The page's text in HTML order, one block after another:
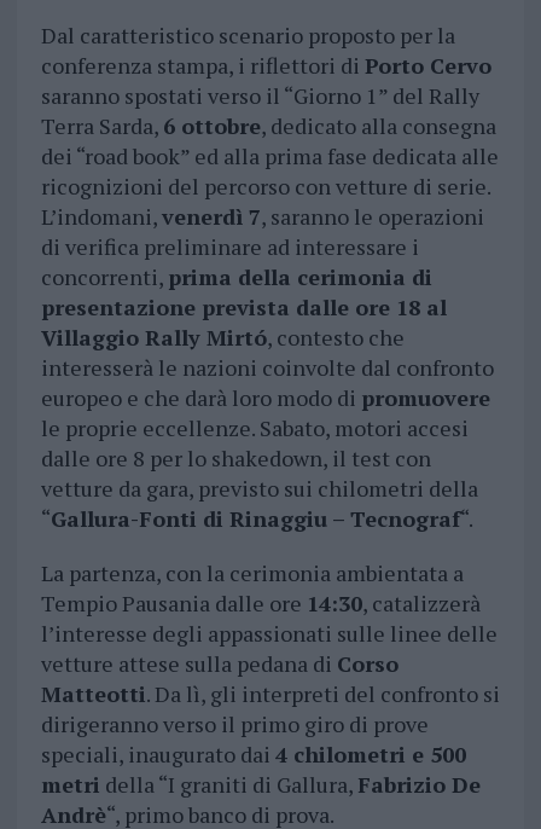
Dal caratteristico scenario proposto per la
conferenza stampa, i riflettori di Porto Cervo
saranno spostati verso il “Giorno 1” del Rally
Terra Sarda, 6 ottobre, dedicato alla consegna
dei “road book” ed alla prima fase dedicata alle
ricognizioni del percorso con vetture di serie.
L’indomani,venerdì 7, saranno le operazioni
di verifica preliminare ad interessare i
concorrenti, prima della cerimonia di
presentazione prevista dalle ore 18 al
Villaggio Rally Mirtó, contesto che
interesserà le nazioni coinvolte dal confronto
europeo e che darà loro modo di promuovere
le proprie eccellenze. Sabato, motori accesi
dalle ore 8 per lo shakedown, il test con
vetture da gara, previsto sui chilometri della
“Gallura-Fonti di Rinaggiu – Tecnograf“.
La partenza, con la cerimonia ambientata a
Tempio Pausania dalle ore 14:30, catalizzerà
l’interesse degli appassionati sulle linee delle
vetture attese sulla pedana di Corso
Matteotti. Da lì, gli interpreti del confronto si
dirigeranno verso il primo giro di prove
speciali, inaugurato dai 4 chilometri e 500
metri della “I graniti di Gallura, Fabrizio De
Andrè“, primo banco di prova.